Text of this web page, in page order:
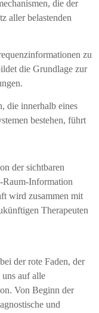
die der
aller belastenden
zu
die Grundlage zur
die innerhalb eines
bestehen, führt
der sichtbaren
Information
wird zusammen mit
Therapeuten
der rote Faden, der
auf alle
Von Beginn der
und